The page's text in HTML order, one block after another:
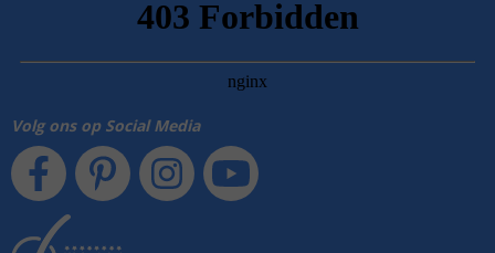
Volg ons op Social Media